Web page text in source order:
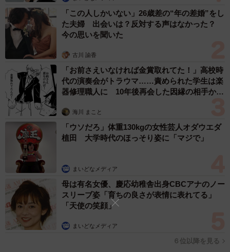
にお酒つぎながらピッタリはりついているママとか本当に
いるんですよ。
そういう人たちと離れたところで、別のママ軍団がチラ見
しながら飲んでます。で、「AさんとBさん、デキてるよ
ね」みたいな会話。これはこれでなんだかとても不健康と
いうか、なんなんだ、この飲み会は！と愕然としました。
しばらくたって1つ先の駅に出来た、けっこう話題になって
いるワインバーに行きました。お値段も高いし、どちらか
といえばデートスポット。私は会社の後輩の子に「彼氏を
誘う前に偵察いきましょー」と誘われたんですけども。
そこで「噂のふたり」を発見！
いやービックリしました。もう完全にデート状態。ママの
方は「うっとり」で、パパの方も「まんざらでもない」感
じ。確かにファミリーが来るような店ではありませんが、
「この人しかいない」26歳差の“年の差婚”をし
た夫婦 出会いは？反対する声はなかった？
今の思いを聞いた
古川 諭香
「お前さえいなければ金賞取れてた！」高校時
代の演奏会がトラウマ……責められた学生は楽
器修理職人に 10年後再会した因縁の相手から
海川 まこと
「ウソだろ」体重130kgの女性芸人オダウエダ
植田 大学時代のほっそり姿に「マジで」
まいどなメディア
母は有名女優、慶応幼稚舎出身CBCアナのノー
スリーブ姿「育ちの良さが表情に表れてる」
「天使の笑顔」
まいどなメディア
６位以降を見る